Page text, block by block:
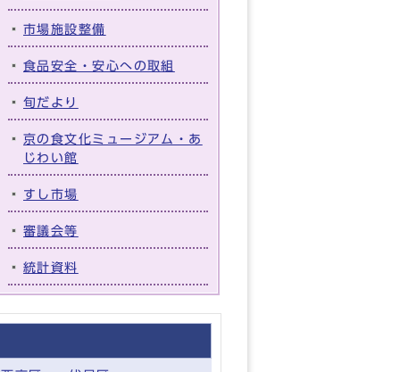
市場施設整備
食品安全・安心への取組
旬だより
京の食文化ミュージアム・あ
じわい館
すし市場
審議会等
統計資料